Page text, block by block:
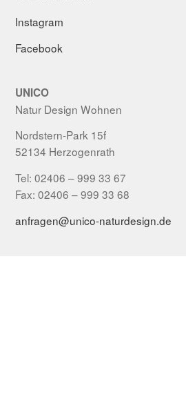
Instagram
Facebook
UNICO
Natur Design Wohnen
Nordstern-Park 15f
52134 Herzogenrath
Tel: 02406 – 999 33 67
Fax: 02406 – 999 33 68
anfragen@unico-naturdesign.de